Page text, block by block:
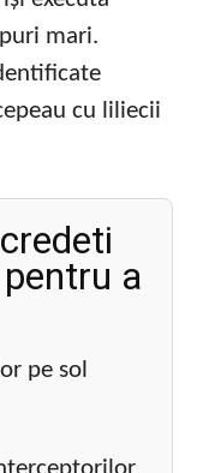
mari.
cu liliecii
a
pe sol